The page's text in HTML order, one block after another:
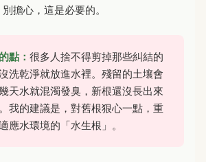
擔心，這是必要的。
點：很多人捨不得剪掉那些糾結的
洗乾淨就放進水裡。殘留的土壤會
天水就混濁發臭，新根還沒長出來
我的建議是，對舊根狠心一點，重
應水環境的「水生根」。